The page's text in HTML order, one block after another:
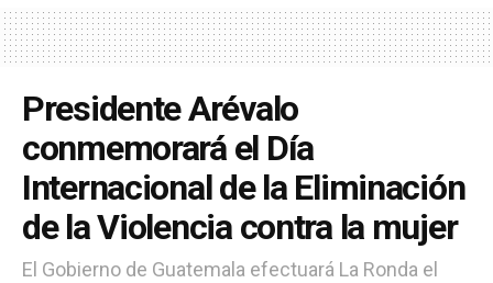
Presidente Arévalo
conmemorará el Día
Internacional de la Eliminación
de la Violencia contra la mujer
El Gobierno de Guatemala efectuará La Ronda el